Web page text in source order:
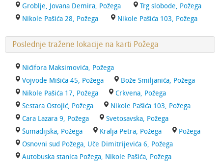
Groblje, Jovana Demira, Požega
Trg slobode, Požega
Nikole Pašića 28, Požega
Nikole Pašića 103, Požega
Poslednje tražene lokacije na karti Požega
Nićifora Maksimovića, Požega
Vojvode Mišića 45, Požega
Bože Smiljanića, Požega
Nikole Pašića 17, Požega
Crkvena, Požega
Sestara Ostojić, Požega
Nikole Pašića 103, Požega
Cara Lazara 9, Požega
Svetosavska, Požega
Šumadijska, Požega
Kralja Petra, Požega
Požega
Osnovni sud Požega, Uče Dimitrijevića 6, Požega
Autobuska stanica Požega, Nikole Pašića, Požega